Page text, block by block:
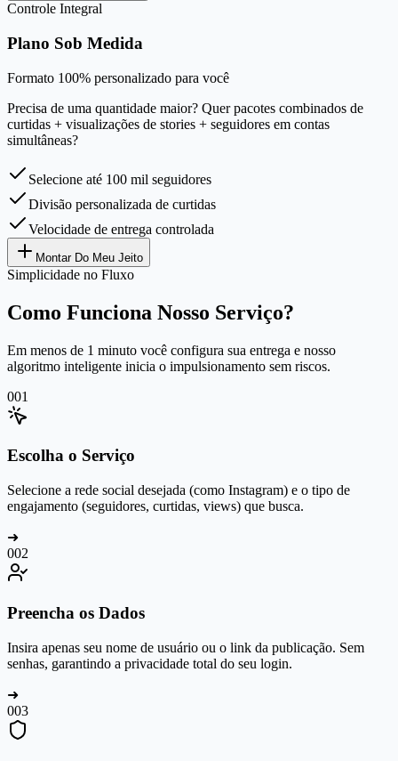
Controle Integral
Plano Sob Medida
Formato 100% personalizado para você
Precisa de uma quantidade maior? Quer pacotes combinados de
curtidas + visualizações de stories + seguidores em contas
simultâneas?
Selecione até 100 mil seguidores
Divisão personalizada de curtidas
Velocidade de entrega controlada
Montar Do Meu Jeito
Simplicidade no Fluxo
Como Funciona Nosso Serviço?
Em menos de 1 minuto você configura sua entrega e nosso
algoritmo inteligente inicia o impulsionamento sem riscos.
001
Escolha o Serviço
Selecione a rede social desejada (como Instagram) e o tipo de
engajamento (seguidores, curtidas, views) que busca.
➜
002
Preencha os Dados
Insira apenas seu nome de usuário ou o link da publicação. Sem
senhas, garantindo a privacidade total do seu login.
➜
003